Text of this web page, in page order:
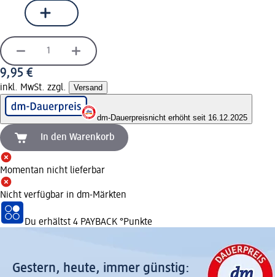
9,95 €
inkl. MwSt. zzgl. Versand
dm-Dauerpreisnicht erhöht seit 16.12.2025
In den Warenkorb
Momentan nicht lieferbar
Nicht verfügbar in dm-Märkten
Du erhältst 4 PAYBACK °Punkte
Gestern, heute, immer günstig: